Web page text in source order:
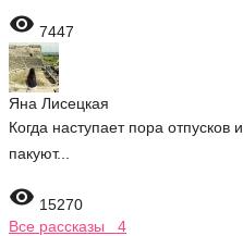
 7447
Яна Лисецкая
Когда наступает пора отпусков
пакуют...
 15270
Все рассказы 4